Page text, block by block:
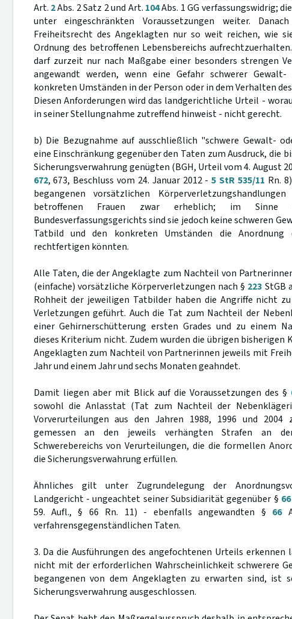
Art. 2Abs. 2 Satz 2 und Art. 104Abs. 1 GG verfassungswidrig;
unter eingeschränkten Voraussetzungen weiter.
Freiheitsrecht des Angeklagten nur so weit reichen, wie
Ordnung des betroffenen Lebensbereichs
darf zurzeit nur nach Maßgabe einer besonders strengen
angewandt werden, wenn eine Gefahr schwerer Gewalt-
konkreten Umständen in der Person oder in dem Verhalten
Diesen Anforderungen wird das landgerichtliche Urteil -
in seiner Stellungnahme zutreffend hinweist - nicht gerecht.
b) Die Bezugnahme auf ausschließlich "schwere Gewalt-
eine Einschränkung gegenüber den Taten zum Ausdruck, die
Sicherungsverwahrung genügten (BGH, Urteil vom 4. August
672, 673, Beschluss vom 24. Januar 2012 -5 StR 535/11 Rn.
begangenen vorsätzlichen
betroffenen Frauen zwar erheblich; im Sinne
Bundesverfassungsgerichts sind sie jedoch keine schweren
Tatbild und den konkreten Umständen die Anordnung
rechtfertigen könnten.
Alle Taten, die der Angeklagte zum Nachteil von
(einfache) vorsätzliche Körperverletzungen nach § 223 StGB
Rohheit der jeweiligen Tatbilder haben die Angriffe nicht
Verletzungen geführt. Auch die Tat zum Nachteil der
einer Gehirnerschütterung ersten Grades und zu einem
dieses Kriterium nicht. Zudem wurden die übrigen bisherigen
Angeklagten zum Nachteil von Partnerinnen jeweils mit
Jahr und einem Jahr und sechs Monaten geahndet.
Damit liegen aber mit Blick auf die Voraussetzungen des §
sowohl die Anlasstat (Tat zum Nachteil der
Vorverurteilungen aus den Jahren 1988, 1996 und 2004
gemessen an den jeweils verhängten Strafen an
Schwerebereichs von Verurteilungen, die die formellen
die Sicherungsverwahrung erfüllen.
Ähnliches gilt unter Zugrundelegung der
Landgericht - ungeachtet seiner Subsidiarität gegenüber § 66
59. Aufl., § 66 Rn. 11) - ebenfalls angewandten § 66
verfahrensgegenständlichen Taten.
3. Da die Ausführungen des angefochtenen Urteils erkennen
nicht mit der erforderlichen Wahrscheinlichkeit schwerere
begangenen von dem Angeklagten zu erwarten sind, ist
Sicherungsverwahrung ausgeschlossen.